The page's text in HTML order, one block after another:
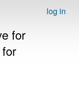
log in
for